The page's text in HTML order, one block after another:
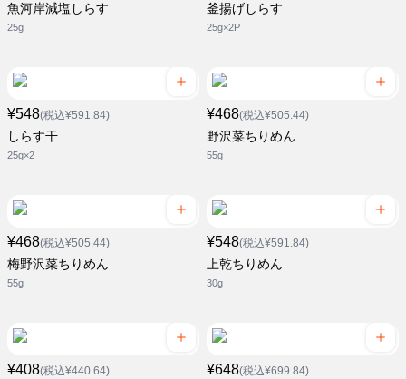
魚河岸減塩しらす
25g
釜揚げしらす
25g×2P
¥548(税込¥591.84)
しらす干
25g×2
¥468(税込¥505.44)
野沢菜ちりめん
55g
¥468(税込¥505.44)
梅野沢菜ちりめん
55g
¥548(税込¥591.84)
上乾ちりめん
30g
¥408(税込¥440.64) ¥648(税込¥699.84)